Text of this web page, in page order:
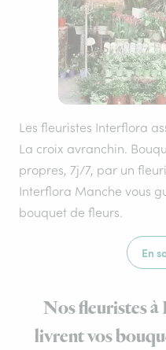
Les fleuristes Interflora
La croix avranchin.
propres, 7j/7, par un
Interflora Manche vous
bouquet de fleurs.
En
Nos fleuristes
livrent vos